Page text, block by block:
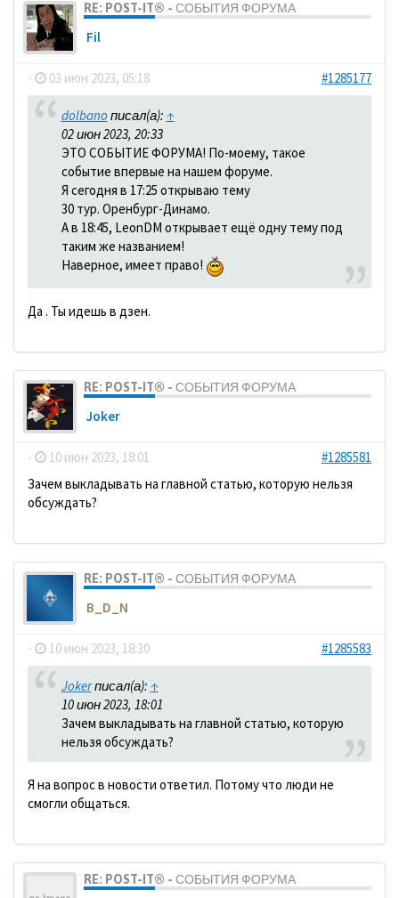
RE: POST-IT® - СОБЫТИЯ ФОРУМА
Fil
- 03 июн 2023, 05:18 #1285177
dolbano писал(а): ↑
02 июн 2023, 20:33
ЭТО СОБЫТИЕ ФОРУМА! По-моему, такое
событие впервые на нашем форуме.
Я сегодня в 17:25 открываю тему
30 тур. Оренбург-Динамо.
А в 18:45, LeonDM открывает ещё одну тему под
таким же названием!
Наверное, имеет право!
Да . Ты идешь в дзен.
RE: POST-IT® - СОБЫТИЯ ФОРУМА
Joker
- 10 июн 2023, 18:01
#1285581
Зачем выкладывать на главной статью, которую нельзя
обсуждать?
RE: POST-IT® - СОБЫТИЯ ФОРУМА
B_D_N
- 10 июн 2023, 18:30 #1285583
Jokerписал(а): ↑
10 июн 2023, 18:01
Зачем выкладывать на главной статью, которую
нельзя обсуждать?
Я на вопрос в новости ответил. Потому что люди не
смогли общаться.
RE: POST-IT® - СОБЫТИЯ ФОРУМА